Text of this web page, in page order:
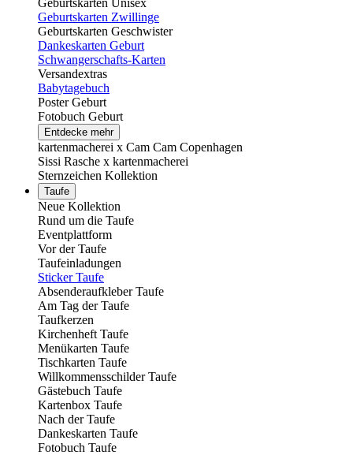
Geburtskarten Unisex
Geburtskarten Zwillinge
Geburtskarten Geschwister
Dankeskarten Geburt
Schwangerschafts-Karten
Versandextras
Babytagebuch
Poster Geburt
Fotobuch Geburt
Entdecke mehr
kartenmacherei x Cam Cam Copenhagen
Sissi Rasche x kartenmacherei
Sternzeichen Kollektion
Taufe
Neue Kollektion
Rund um die Taufe
Eventplattform
Vor der Taufe
Taufeinladungen
Sticker Taufe
Absenderaufkleber Taufe
Am Tag der Taufe
Taufkerzen
Kirchenheft Taufe
Menükarten Taufe
Tischkarten Taufe
Willkommensschilder Taufe
Gästebuch Taufe
Kartenbox Taufe
Nach der Taufe
Dankeskarten Taufe
Fotobuch Taufe